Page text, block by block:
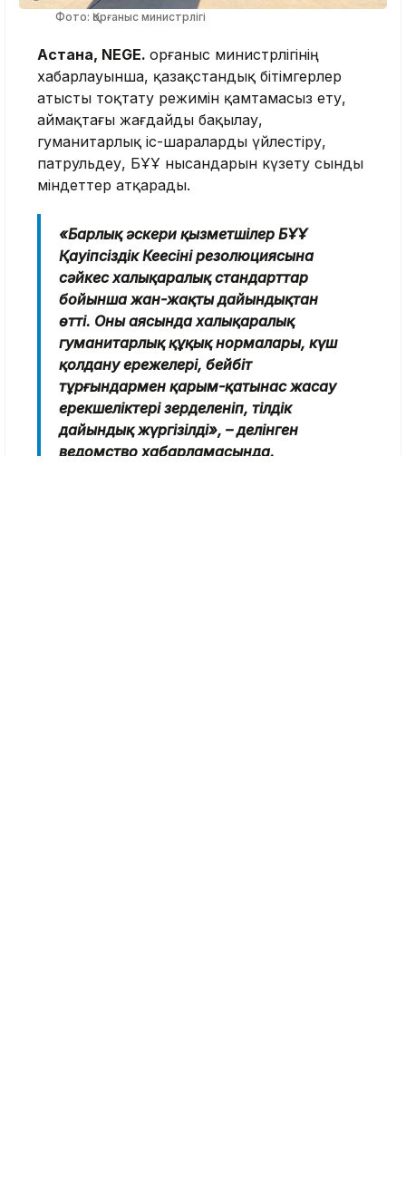
Фото: Қорғаныс министрлігі
Астана, NEGE. Қорғаныс министрлігінің
хабарлауынша, қазақстандық бітімгерлер
атысты тоқтату режимін қамтамасыз ету,
аймақтағы жағдайды бақылау,
гуманитарлық іс-шараларды үйлестіру,
патрульдеу, БҰҰ нысандарын күзету сынды
міндеттер атқарады.
«Барлық әскери қызметшілер БҰҰ
Қауіпсіздік Кеңесінің резолюциясына
сәйкес халықаралық стандарттар
бойынша жан-жақты дайындықтан
өтті. Оның аясында халықаралық
гуманитарлық құқық нормалары, күш
қолдану ережелері, бейбіт
тұрғындармен қарым-қатынас жасау
ерекшеліктері зерделеніп, тілдік
дайындық жүргізілді», – делінген
ведомство хабарламасында.